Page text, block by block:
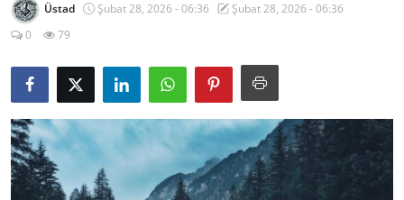
Öneriler
Paketler
Yağlar
Oto Bilgi
Üstad Şubat 28, 2026 - 06:36
Şubat 28, 2026 - 06:36
0
79